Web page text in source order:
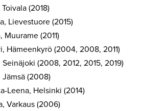
(2018)
Lievestuore (2015)
(2011)
Hämeenkyrö (2004, 2008, 2011)
(2008, 2012, 2015, 2019)
(2008)
Leena, Helsinki (2014)
Varkaus (2006)